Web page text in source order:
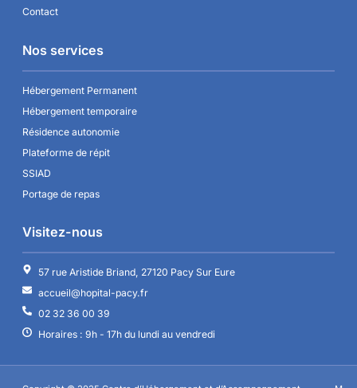
Contact
Nos services
Hébergement Permanent
Hébergement temporaire
Résidence autonomie
Plateforme de répit
SSIAD
Portage de repas
Visitez-nous
57 rue Aristide Briand, 27120 Pacy Sur Eure
accueil@hopital-pacy.fr
02 32 36 00 39
Horaires : 9h - 17h du lundi au vendredi